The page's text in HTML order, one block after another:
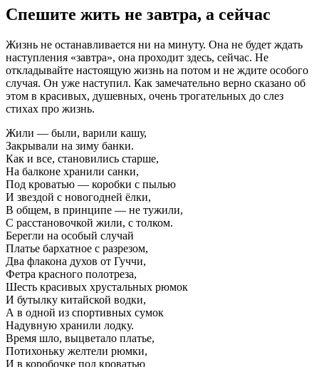
Спешите жить не завтра, а сейчас
Жизнь не останавливается ни на минуту. Она не будет ждать
наступления «завтра», она проходит здесь, сейчас. Не
откладывайте настоящую жизнь на потом и не ждите особого
случая. Он уже наступил. Как замечательно верно сказано об
этом в красивых, душевных, очень трогательных до слез
стихах про жизнь.
Жили — были, варили кашу,
Закрывали на зиму банки.
Как и все, становились старше,
На балконе хранили санки,
Под кроватью — коробки с пылью
И звездой с новогодней ёлки,
В общем, в принципе — не тужили,
С расстановочкой жили, с толком.
Берегли на особый случай
Платье бархатное с разрезом,
Два флакона духов от Гуччи,
Фетра красного полотреза,
Шесть красивых хрустальных рюмок
И бутылку китайской водки,
А в одной из спортивных сумок
Надувную хранили лодку.
Время шло, выцветало платье,
Потихоньку желтели рюмки,
И в коробочке под кроватью